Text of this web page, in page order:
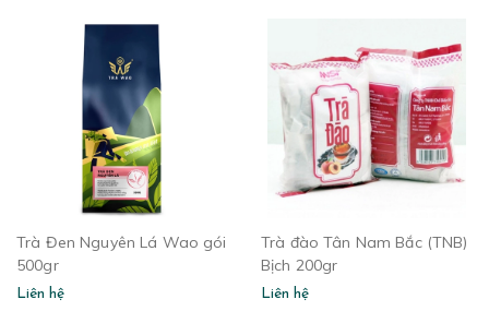
Trà Đen Nguyên Lá Wao gói
500gr
Liên hệ
Trà đào Tân Nam Bắc (TNB)
Bịch 200gr
Liên hệ